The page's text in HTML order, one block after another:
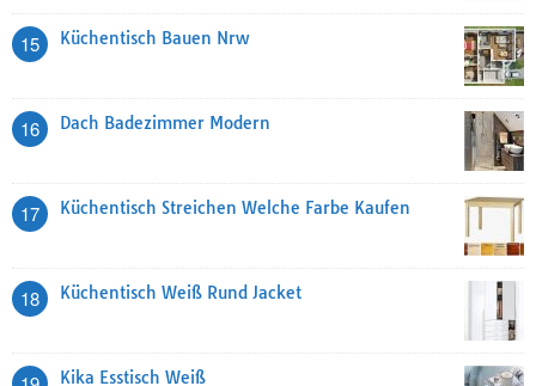
15 Küchentisch Bauen Nrw
16 Dach Badezimmer Modern
17 Küchentisch Streichen Welche Farbe Kaufen
18 Küchentisch Weiß Rund Jacket
Kika Esstisch Weiß